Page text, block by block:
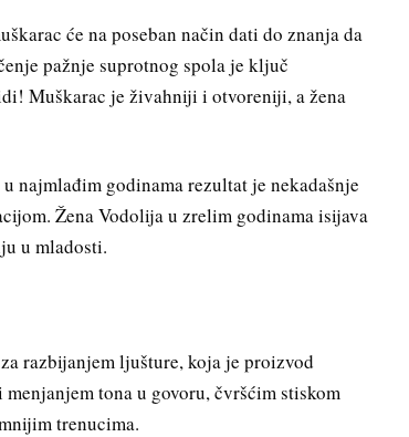
će na poseban način dati do znanja da
pažnje suprotnog spola je ključ
Muškarac je živahniji i otvoreniji, a žena
najmlađim godinama rezultat je nekadašnje
Žena Vodolija u zrelim godinama isijava
u mladosti.
razbijanjem ljušture, koja je proizvod
tona u govoru, čvršćim stiskom
trenucima.